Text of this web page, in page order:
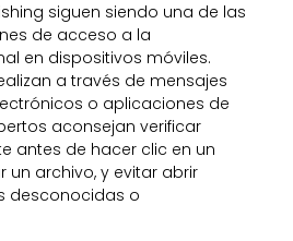
siguen siendo una de las
de acceso a la
en dispositivos móviles.
a través de mensajes
o aplicaciones de
aconsejan verificar
antes de hacer clic en un
un archivo, y evitar abrir
desconocidas o